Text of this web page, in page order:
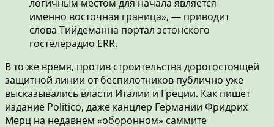
логичным местом для начала является
именно восточная граница», — приводит
слова Тийдеманна портал эстонского
гостелерадио ERR.
В то же время, против строительства дорогостоящей
защитной линии от беспилотников публично уже
высказывались власти Италии и Греции. Как пишет
издание Politico, даже канцлер Германии Фридрих
Мерц на недавнем «оборонном» саммите